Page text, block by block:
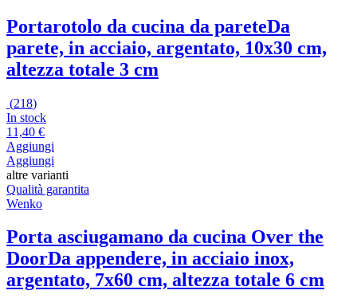
Portarotolo da cucina da pareteDa
parete, in acciaio, argentato, 10x30 cm,
altezza totale 3 cm
(218)
In stock
11,40 €
Aggiungi
Aggiungi
altre varianti
Qualità garantita
Wenko
Porta asciugamano da cucina Over the
DoorDa appendere, in acciaio inox,
argentato, 7x60 cm, altezza totale 6 cm